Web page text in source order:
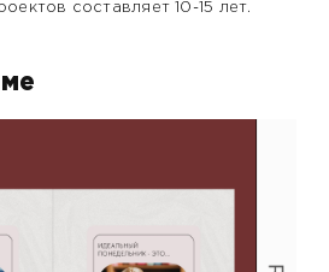
составляет 10-15 лет.